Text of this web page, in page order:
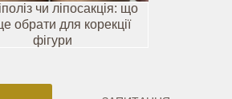
чи ліпосакція: що
обрати для корекції
фігури